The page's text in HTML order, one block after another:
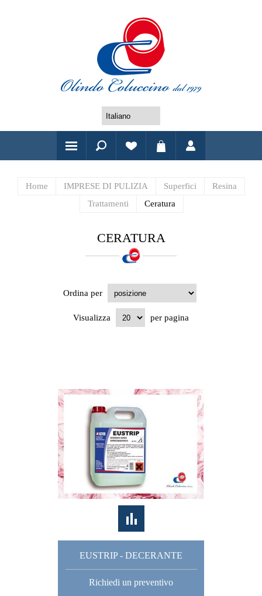
Home IMPRESE DI PULIZIA Superfici
Resina
Trattamenti
Ceratura
CERATURA
Ordina per
Visualizza per pagina
EUSTRIP - DECERANTE
Richiedi un preventivo